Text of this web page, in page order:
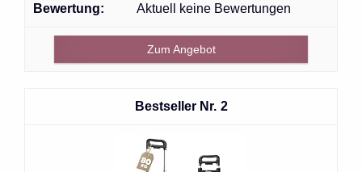
Aktuell keine Bewertungen
Zum Angebot
2